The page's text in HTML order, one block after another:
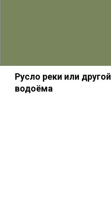
Русло реки или другой
водоёма